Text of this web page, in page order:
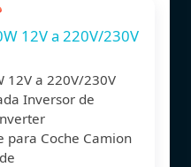
12V a 220V/230V
12V a 220V/230V
Inversor de
para Coche Camion